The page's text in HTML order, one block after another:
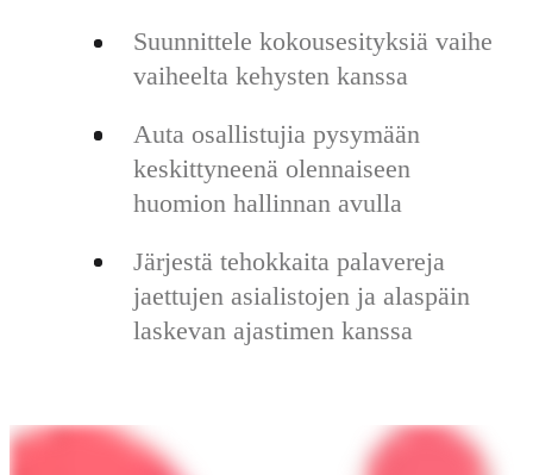
Suunnittele kokousesityksiä vaihe
vaiheelta kehysten kanssa
Auta osallistujia pysymään
keskittyneenä olennaiseen
huomion hallinnan avulla
Järjestä tehokkaita palavereja
jaettujen asialistojen ja alaspäin
laskevan ajastimen kanssa